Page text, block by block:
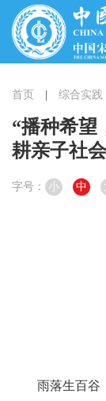
首页 综合实践
“播种希望
耕亲子社
字号： 小 中
雨落生百谷